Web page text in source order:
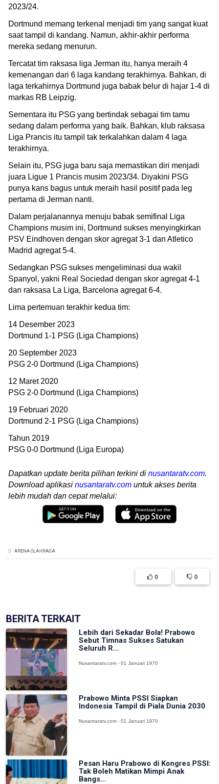
2023/24.
Dortmund memang terkenal menjadi tim yang sangat kuat
saat tampil di kandang. Namun, akhir-akhir performa
mereka sedang menurun.
Tercatat tim raksasa liga Jerman itu, hanya meraih 4
kemenangan dari 6 laga kandang terakhirnya. Bahkan, di
laga terkahirnya Dortmund juga babak belur di hajar 1-4 di
markas RB Leipzig.
Sementara itu PSG yang bertindak sebagai tim tamu
sedang dalam performa yang baik. Bahkan, klub raksasa
Liga Prancis itu tampil tak terkalahkan dalam 4 laga
terakhirnya.
Selain itu, PSG juga baru saja memastikan diri menjadi
juara Ligue 1 Prancis musim 2023/34. Diyakini PSG
punya kans bagus untuk meraih hasil positif pada leg
pertama di Jerman nanti.
Dalam perjalanannya menuju babak semifinal Liga
Champions musim ini, Dortmund sukses menyingkirkan
PSV Eindhoven dengan skor agregat 3-1 dan Atletico
Madrid agregat 5-4.
Sedangkan PSG sukses mengeliminasi dua wakil
Spanyol, yakni Real Sociedad dengan skor agregat 4-1
dan raksasa La Liga, Barcelona agregat 6-4.
Lima pertemuan terakhir kedua tim:
14 Desember 2023
Dortmund 1-1 PSG (Liga Champions)
20 September 2023
PSG 2-0 Dortmund (Liga Champions)
12 Maret 2020
PSG 2-0 Dortmund (Liga Champions)
19 Februari 2020
Dortmund 2-1 PSG (Liga Champions)
Tahun 2019
PSG 0-0 Dortmund (Liga Europa)
Dapatkan update berita pilihan terkini di nusantaratv.com.
Download aplikasi nusantaratv.com untuk akses berita
lebih mudah dan cepat melalui:
ARENA OLAHRAGA
0 0
BERITA TERKAIT
Lebih dari Sekadar Bola! Prabowo
Sebut Timnas Sukses Satukan
Seluruh R...
Nusantaratv.com - 01 Januari 1970
Prabowo Minta PSSI Siapkan
Indonesia Tampil di Piala Dunia 2030
Nusantaratv.com - 01 Januari 1970
Pesan Haru Prabowo di Kongres PSSI:
Tak Boleh Matikan Mimpi Anak
Bangs...